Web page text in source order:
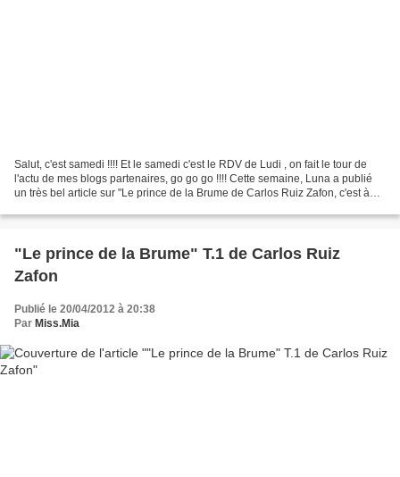
Salut, c'est samedi !!!! Et le samedi c'est le RDV de Ludi , on fait le tour de
l'actu de mes blogs partenaires, go go go !!!! Cette semaine, Luna a publié
un très bel article sur "Le prince de la Brume de Carlos Ruiz Zafon, c'est à
"Le prince de la Brume" T.1 de Carlos Ruiz
Zafon
Publié le 20/04/2012 à 20:38
Par Miss.Mia